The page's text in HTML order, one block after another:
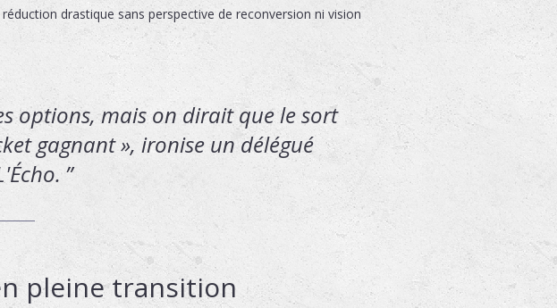
drastique sans perspective de reconversion ni vision
options, mais on dirait que le sort
gagnant », ironise un délégué
.
pleine transition